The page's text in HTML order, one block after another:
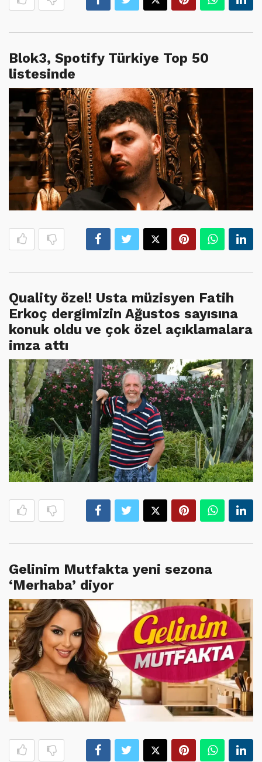
Blok3, Spotify Türkiye Top 50
listesinde
Quality özel! Usta müzisyen Fatih
Erkoç dergimizin Ağustos sayısına
konuk oldu ve çok özel açıklamalara
imza attı
Gelinim Mutfakta yeni sezona
‘Merhaba’ diyor